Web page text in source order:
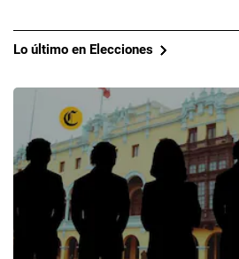
Lo último en Elecciones